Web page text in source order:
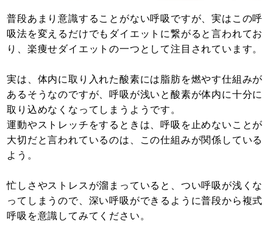
普段あまり意識することがない呼吸ですが、実はこの呼
吸法を変えるだけでもダイエットに繋がると言われてお
り、楽痩せダイエットの一つとして注目されています。
実は、体内に取り入れた酸素には脂肪を燃やす仕組みが
あるそうなのですが、呼吸が浅いと酸素が体内に十分に
取り込めなくなってしまうようです。
運動やストレッチをするときは、呼吸を止めないことが
大切だと言われているのは、この仕組みが関係している
よう。
忙しさやストレスが溜まっていると、つい呼吸が浅くな
ってしまうので、深い呼吸ができるように普段から複式
呼吸を意識してみてください。